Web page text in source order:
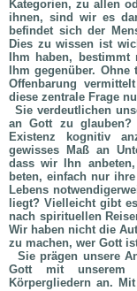
Kategorien, zu allen
ihnen, sind wir es
befindet sich der
Dies zu wissen ist
Ihm haben,
Ihm gegenüber.
Offenbarung
diese zentrale Frage
Sie verdeutlichen
an Gott zu
Existenz kognitiv
gewisses Maß an
dass wir Ihn
beten, einfach nur
Lebens
liegt? Vielleicht gibt
nach spirituellen
Wir haben nicht die
zu machen, wer Gott
Sie prägen unsere
Gott mit unserem
Körpergliedern an.